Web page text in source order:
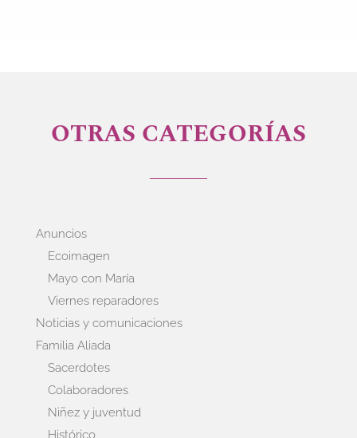
OTRAS CATEGORÍAS
Anuncios
Ecoimagen
Mayo con María
Viernes reparadores
Noticias y comunicaciones
Familia Aliada
Sacerdotes
Colaboradores
Niñez y juventud
Histórico